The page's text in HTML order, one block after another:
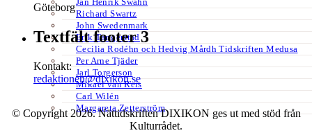
Richard Swartz
John Swedenmark
Erik Tängerstad
Cecilia Rodéhn och Hedvig Mårdh Tidskriften Medusa
Per Arne Tjäder
Jarl Torgerson
Mikael van Reis
Carl Wilén
Margareta Zetterström
Göteborg
Textfält footer 3
Kontakt:
redaktionen@dixikon.se
© Copyright 2026. Nättidskriften DIXIKON ges ut med stöd från
Kulturrådet.